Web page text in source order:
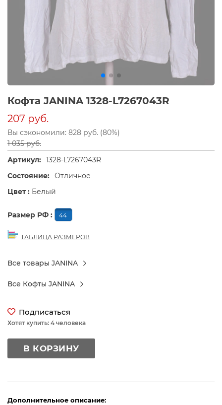
Кофта JANINA 1328-L7267043R
207 руб.
Вы сэкономили: 828 руб. (80%)
1 035 руб.
Артикул: 1328-L7267043R
Состояние: Отличное
Цвет : Белый
Размер РФ : 44
ТАБЛИЦА РАЗМЕРОВ
Все товары JANINA
Все Кофты JANINA
Подписаться
Хотят купить: 4 человека
В КОРЗИНУ
Дополнительное описание: